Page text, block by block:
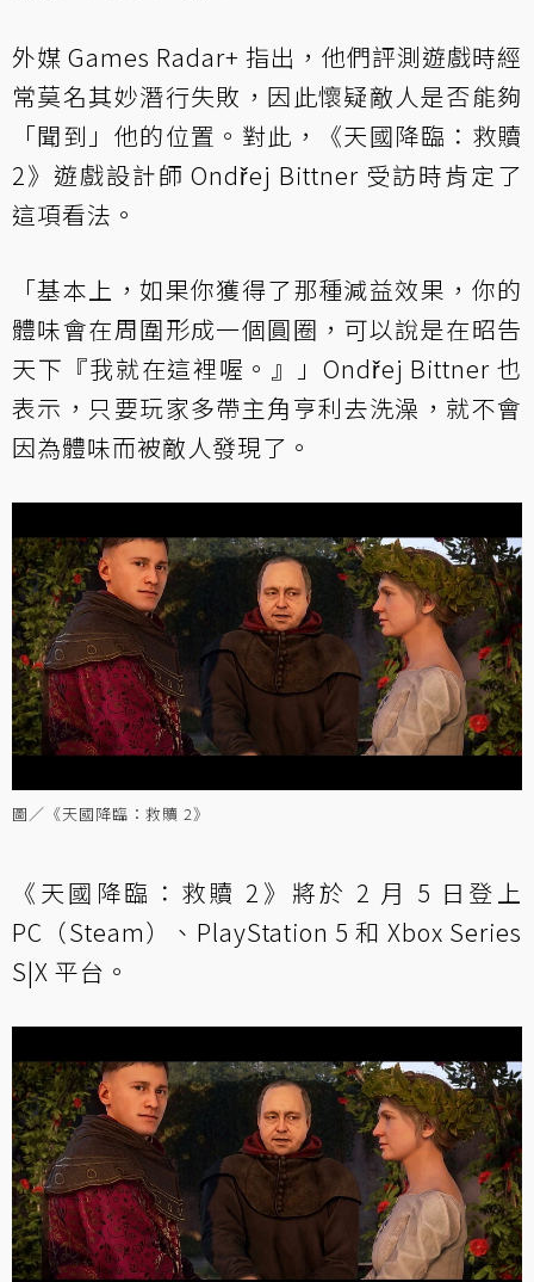
外媒 Games Radar+ 指出 ，他們評測遊戲時經
常莫名其妙潛行失敗，因此懷疑敵人是否能夠
「聞到」他的位置。對此，《天國降臨：救贖
2》遊戲設計師 Ondřej Bittner 受訪時肯定了
這項看法。
「基本上，如果你獲得了那種減益效果，你的
體味會在周圍形成一個圓圈，可以說是在昭告
天下『我就在這裡喔。』」Ondřej Bittner 也
表示，只要玩家多帶主角亨利去洗澡，就不會
因為體味而被敵人發現了。
圖／《天國降臨：救贖 2》
《天國降臨：救贖 2》將於 2 月 5 日登上
PC（Steam）、PlayStation 5 和 Xbox Series
S|X 平台。